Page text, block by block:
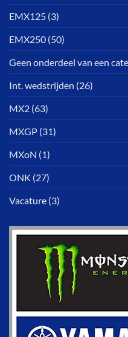
EMX125 (3)
EMX250 (50)
Geen onderdeel van een
Int. wedstrijden (26)
MX2 (63)
MXGP (31)
MXoN (1)
ONK (27)
Vacature (3)